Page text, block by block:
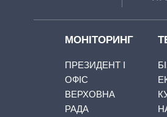
МОНІТОРИНГ
ПРЕЗИДЕНТ І
ОФІС
ВЕРХОВНА
РАДА